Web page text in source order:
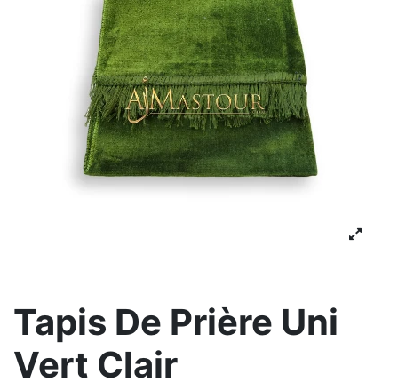
Tapis De Prière Uni
Vert Clair